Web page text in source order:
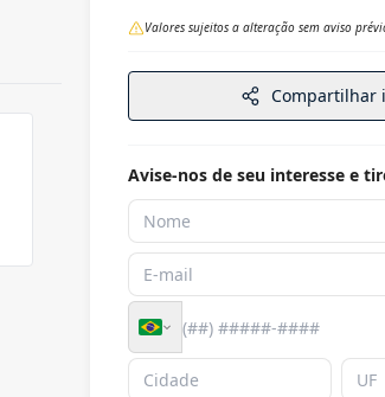
Valores sujeitos a alteração sem aviso
Compartilhar
Avise-nos de seu interesse e